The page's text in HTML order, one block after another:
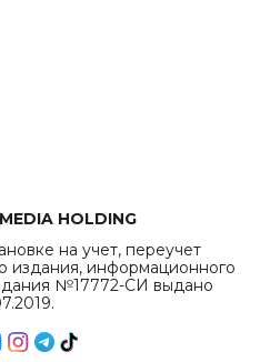
HOLDING
на учет, переучет
издания, информационного
№17772-СИ выдано